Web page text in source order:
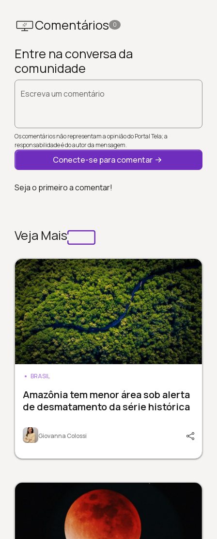
Comentários 0
Entre na conversa da
comunidade
Escreva um comentário
Os comentários não representam a opinião do Portal Tela; a
responsabilidade é do autor da mensagem.
Conecte-se para comentar
Seja o primeiro a comentar!
Veja Mais
BRASIL
Amazônia tem menor área sob alerta
de desmatamento da série histórica
Giovanna Colossi